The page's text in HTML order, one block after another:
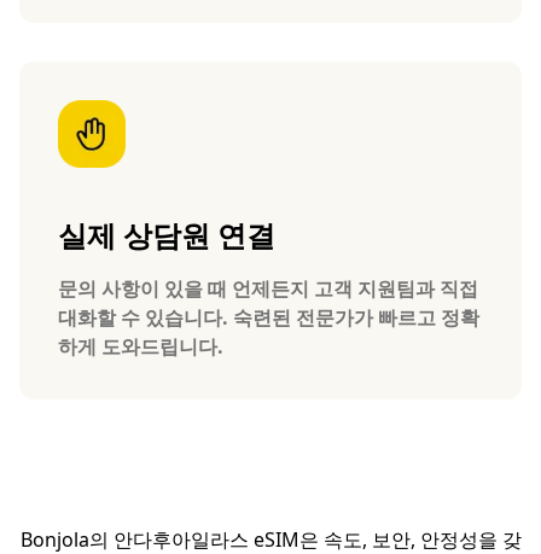
실제 상담원 연결
문의 사항이 있을 때 언제든지 고객 지원팀과 직접
대화할 수 있습니다. 숙련된 전문가가 빠르고 정확
하게 도와드립니다.
Bonjola의 안다후아일라스 eSIM은 속도, 보안, 안정성을 갖